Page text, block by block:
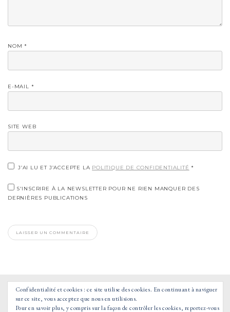
NOM *
E-MAIL *
SITE WEB
J’AI LU ET J’ACCEPTE LA POLITIQUE DE CONFIDENTIALITÉ *
S'INSCRIRE À LA NEWSLETTER POUR NE RIEN MANQUER DES
DERNIÈRES PUBLICATIONS
Confidentialité et cookies : ce site utilise des cookies. En continuant à naviguer
sur ce site, vous acceptez que nous en utilisions.
Pour en savoir plus, y compris sur la façon de contrôler les cookies, reportez-vous